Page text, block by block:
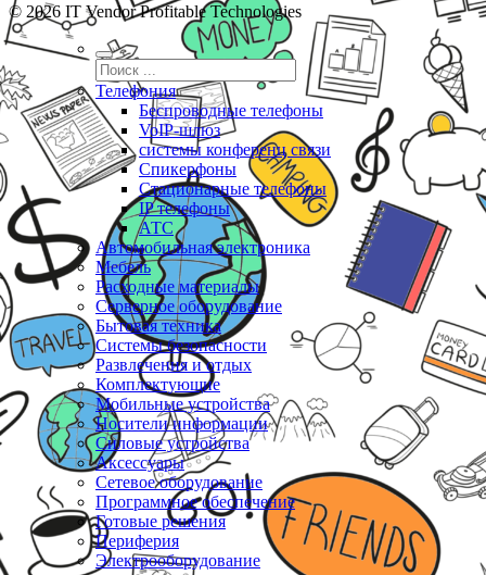
© 2026 IT Vendor Profitable Technologies
Телефония
Беспроводные телефоны
VoIP-шлюз
системы конференц связи
Спикерфоны
Стационарные телефоны
IP телефоны
АТС
Автомобильная электроника
Мебель
Расходные материалы
Серверное оборудование
Бытовая техника
Системы безопасности
Развлечения и отдых
Комплектующие
Мобильные устройства
Носители информации
Силовые устройства
Аксессуары
Сетевое оборудование
Программное обеспечение
Готовые решения
Периферия
Электрооборудование